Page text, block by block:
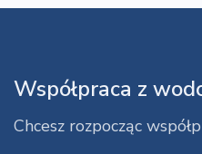
Współpraca z
Chcesz rozpocząc